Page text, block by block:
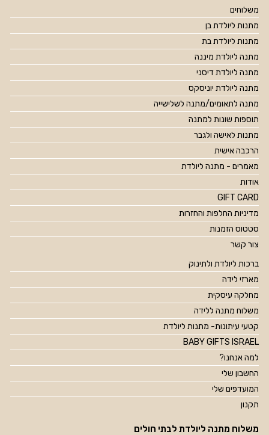
משלוחים
מתנות ליולדת בן
מתנות ליולדת בת
מתנה ליולדת מיננה
מתנה ליולדת דיסני
מתנה ליולדת יוניסקס
מתנה לתאומים/מתנה לשלישייה
תוספות שונות למתנה
מתנות לאישה ולגבר
הרכבה אישית
מאמרים - מתנה ליולדת
אודות
GIFT CARD
מדיניות החלפות והחזרות
סטטוס הזמנות
צור קשר
ברכות ליולדת ולתינוק
מארזי לידה
מחלקה עיסקית
משלוח מתנה ללידה
קטעי עיתונות- מתנות ליולדת
BABY GIFTS ISRAEL
למה אנחנו?
החשבון שלי
המועדפים שלי
תקנון
משלוח מתנה ליולדת לבתי חולים